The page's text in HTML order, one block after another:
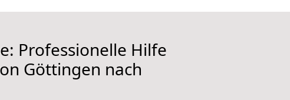
Professionelle Hilfe
Göttingen nach